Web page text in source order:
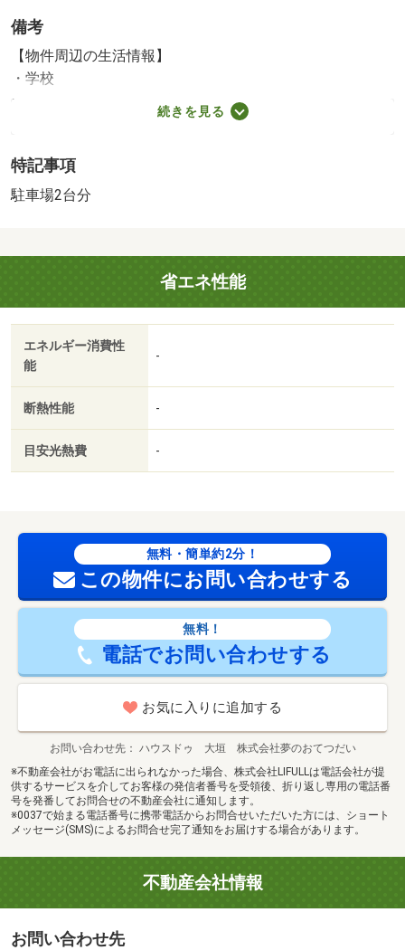
備考
【物件周辺の生活情報】
・学校
東小学校（200m）、東中学校（400m）
・その他施設
大垣幼稚園（490m）
国土法届出：不要
続きを見る
特記事項
駐車場2台分
省エネ性能
エネルギー消費性
能
-
断熱性能 -
目安光熱費 -
無料・簡単約2分！
この物件にお問い合わせする
無料！
電話でお問い合わせする
お気に入りに追加する
お問い合わせ先
ハウスドゥ 大垣 株式会社夢のおてつだい
※不動産会社がお電話に出られなかった場合、株式会社LIFULLは電話会社が提
供するサービスを介してお客様の発信者番号を受領後、折り返し専用の電話番
号を発番してお問合せの不動産会社に通知します。
※0037で始まる電話番号に携帯電話からお問合せいただいた方には、ショート
メッセージ(SMS)によるお問合せ完了通知をお届けする場合があります。
不動産会社情報
お問い合わせ先